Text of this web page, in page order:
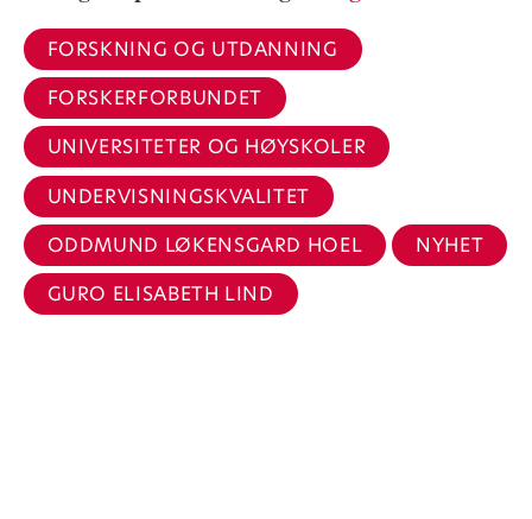
FORSKNING OG UTDANNING
FORSKERFORBUNDET
UNIVERSITETER OG HØYSKOLER
UNDERVISNINGSKVALITET
ODDMUND LØKENSGARD HOEL
NYHET
GURO ELISABETH LIND